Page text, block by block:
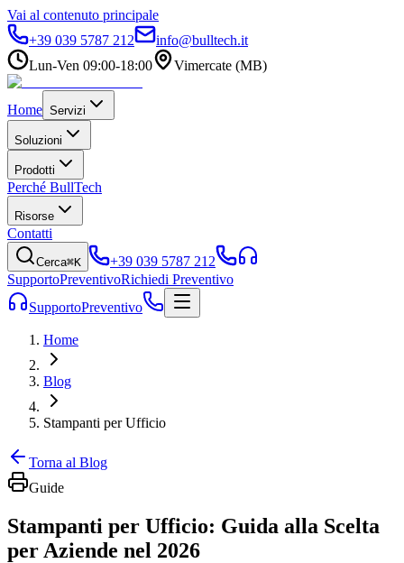
Vai al contenuto principale
+39 039 5787 212
info@bulltech.it
Lun-Ven 09:00-18:00
Vimercate (MB)
Home Servizi
Soluzioni
Prodotti
Perché BullTech
Risorse
Contatti
Cerca⌘K
+39 039 5787 212
SupportoPreventivoRichiedi Preventivo
SupportoPreventivo
Home
Blog
Stampanti per Ufficio
Torna al Blog
Guide
Stampanti per Ufficio: Guida alla Scelta
per Aziende nel 2026